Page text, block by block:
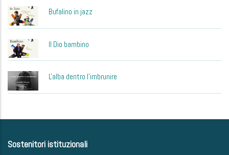
Bufalino in jazz
Il Dio bambino
L'alba dentro l'imbrunire
Sostenitori istituzionali